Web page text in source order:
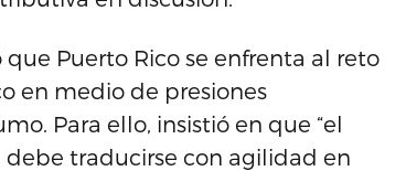
Puerto Rico se enfrenta al reto
en medio de presiones
Para ello, insistió en que “el
traducirse con agilidad en